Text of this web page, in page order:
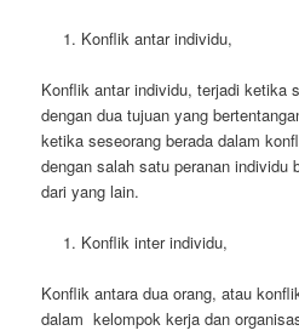
Konflik antar individu,
Konflik antar individu, terjadi ketika
dengan dua tujuan yang
ketika seseorang berada dalam
dengan salah satu peranan individu
dari yang lain.
Konflik inter individu,
Konflik antara dua orang, atau
dalam kelompok kerja dan